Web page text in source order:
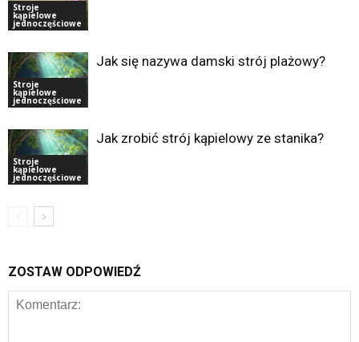
Stroje
kąpielowe
jednoczęściowe
Stroje
kąpielowe
jednoczęściowe
Jak się nazywa damski strój plażowy?
Stroje
kąpielowe
jednoczęściowe
Jak zrobić strój kąpielowy ze stanika?
ZOSTAW ODPOWIEDŹ